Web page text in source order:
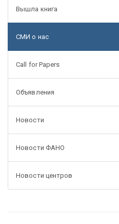
Вышла книга
СМИ о нас
Call for Papers
Объявления
Новости
Новости ФАНО
Новости центров